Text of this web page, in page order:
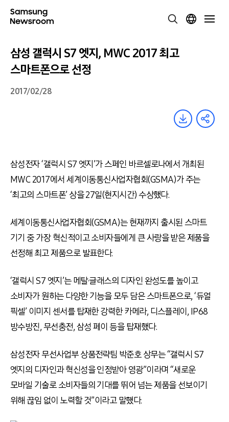
삼성 갤럭시 S7 엣지, MWC 2017 최고
스마트폰으로 선정
2017/02/28
삼성전자 ‘갤럭시 S7 엣지’가 스페인 바르셀로나에서 개최된
MWC 2017에서 세계이동통신사업자협회(GSMA)가 주는
‘최고의 스마트폰’ 상을 27일(현지시간) 수상했다.
세계이동통신사업자협회(GSMA)는 현재까지 출시된 스마트
기기 중 가장 혁신적이고 소비자들에게 큰 사랑을 받은 제품을
선정해 최고 제품으로 발표한다.
‘갤럭시 S7 엣지’는 메탈·글래스의 디자인 완성도를 높이고
소비자가 원하는 다양한 기능을 모두 담은 스마트폰으로, ‘듀얼
픽셀’ 이미지 센서를 탑재한 강력한 카메라, 디스플레이, IP68
방수방진, 무선충전, 삼성 페이 등을 탑재했다.
삼성전자 무선사업부 상품전략팀 박준호 상무는 “갤럭시 S7
엣지의 디자인과 혁신성을 인정받아 영광”이라며 “새로운
모바일 기술로 소비자들의 기대를 뛰어 넘는 제품을 선보이기
위해 끊임 없이 노력할 것”이라고 말했다.